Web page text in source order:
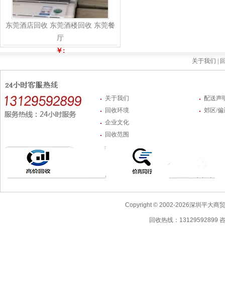
东莞酒店回收 东莞酒楼回收 东莞餐
厅
￥:
关于我们 |
关于我们
回收环境
企业文化
回收范围
配送声
郊区/
Copyright © 2002-2026深圳平大商
回收热线：13129592899